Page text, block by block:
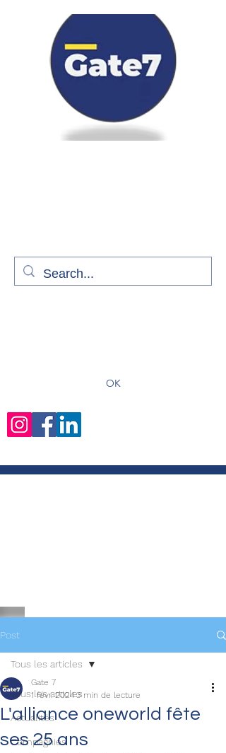
OK
Post
Tous les articles
Actualités
Compagnies
Tous les articles
L'alliance oneworld fête
ses 25 ans
Gate 7
1 févr. 20243 min de lecture